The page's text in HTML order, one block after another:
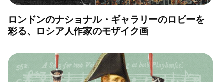
ロンドンのナショナル・ギャラリーのロビーを
彩る、ロシア人作家のモザイク画